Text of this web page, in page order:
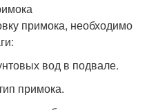
примока, необходимо
вод в подвале.
примока.